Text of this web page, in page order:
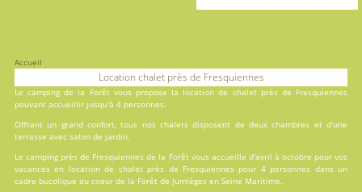
Accueil
Location chalet près de Fresquiennes
Lecamping de la Forêtvous propose la location de chalet près de Fresquiennes
pouvant accueillir jusqu'à 4 personnes.
Offrant un grand confort, tous nos chalets disposent de deux chambres et d'une
terrasse avec salon de jardin.
Le camping près de Fresquiennes de la Forêt vous accueille d'avril à octobre pour vos
vacances en locationde chalet près de Fresquiennes pour 4 personnes dans un
cadre bucolique au coeur de la Forêt de Jumièges en Seine Maritime.